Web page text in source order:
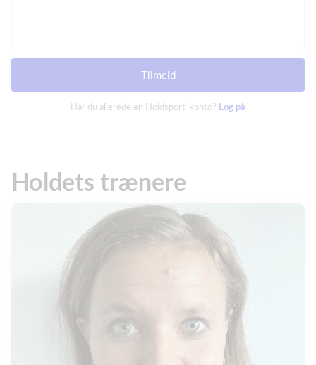
Tilmeld
Har du allerede en Holdsport-konto? Log på
Holdets trænere